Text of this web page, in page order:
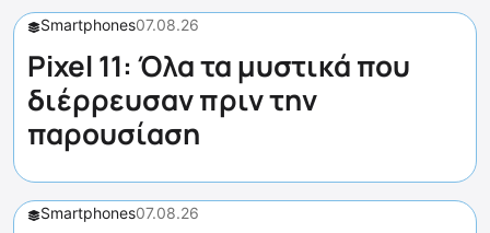
Smartphones07.08.26
Pixel 11: Όλα τα μυστικά που
διέρρευσαν πριν την
παρουσίαση
Smartphones07.08.26